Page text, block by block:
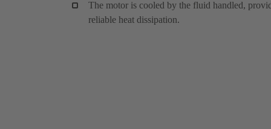
The motor is cooled by the fluid handled,
reliable heat dissipation.